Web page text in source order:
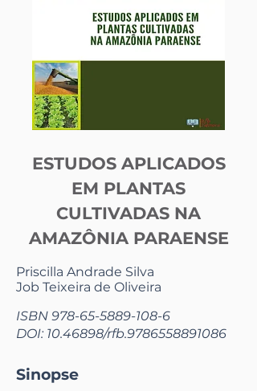
ESTUDOS APLICADOS
EM PLANTAS
CULTIVADAS NA
AMAZÔNIA PARAENSE
Priscilla Andrade Silva
Job Teixeira de Oliveira
ISBN 978-65-5889-108-6
DOI: 10.46898/rfb.9786558891086
Sinopse